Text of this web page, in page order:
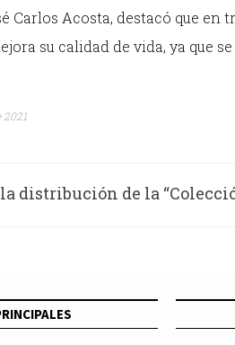
Carlos Acosta, destacó que en
su calidad de vida, ya que
2021
distribución de la